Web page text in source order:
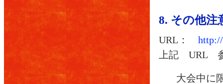
8. その他注
URL：
上記 URL
大会中に